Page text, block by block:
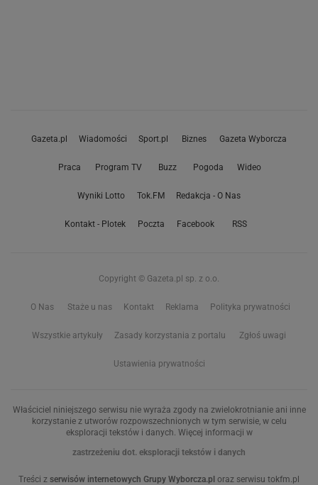
Gazeta.pl Wiadomości Sport.pl Biznes Gazeta Wyborcza
Praca Program TV Buzz Pogoda Wideo
Wyniki Lotto Tok.FM Redakcja - O Nas
Kontakt - Plotek Poczta Facebook RSS
Copyright © Gazeta.pl sp. z o.o.
O Nas Staże u nas Kontakt Reklama Polityka prywatności
Wszystkie artykuły Zasady korzystania z portalu Zgłoś uwagi
Ustawienia prywatności
Właściciel niniejszego serwisu nie wyraża zgody na zwielokrotnianie ani inne
korzystanie z utworów rozpowszechnionych w tym serwisie, w celu
eksploracji tekstów i danych. Więcej informacji w
zastrzeżeniu dot. eksploracji tekstów i danych
Treści z serwisów internetowych Grupy Wyborcza.pl oraz serwisu tokfm.pl